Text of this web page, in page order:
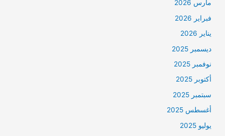
مارس 2026
فبراير 2026
يناير 2026
ديسمبر 2025
نوفمبر 2025
أكتوبر 2025
سبتمبر 2025
أغسطس 2025
يوليو 2025